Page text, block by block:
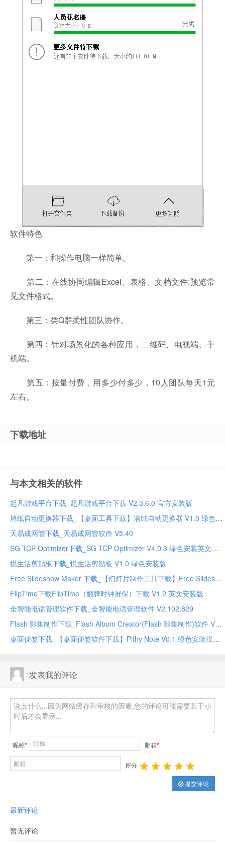
软件特色
第一：和操作电脑一样简单。
第二：在线协同编辑Excel、表格、文档文件;预览常
见文件格式。
第三：类Q群柔性团队协作。
第四：针对场景化的各种应用，二维码、电视端、手
机端。
第五：按量付费，用多少付多少，10人团队每天1元
左右。
下载地址
与本文相关的软件
起凡游戏平台下载_起凡游戏平台下载 V2.3.6.0 官方安装版
墙纸自动更换器下载_【桌面工具下载】墙纸自动更换器 V1.0 绿色安装免费版
天易成网管下载_天易成网管软件 V5.40
SG TCP Optimizer下载_SG TCP Optimizer V4.0.3 绿色安装英文版
悦生活剪贴板下载_悦生活剪贴板 V1.0 绿色安装版
Free Slideshow Maker 下载_【幻灯片制作工具下载】Free Slideshow Maker V4.2.8 英文安装版
FlipTime下载FlipTime（翻牌时钟屏保）下载 V1.2 英文安装版
全智能电话管理软件下载_全智能电话管理软件 V2.102.829
Flash 影集制作下载_Flash Album Creator(Flash 影集制作)软件 V2.1.4.1477 绿色安装版
桌面便签下载_【桌面便签软件下载】Pithy Note V0.1 绿色安装汉化版
发表我的评论
昵称* 邮箱*
评分
提交评论
最新评论
暂无评论